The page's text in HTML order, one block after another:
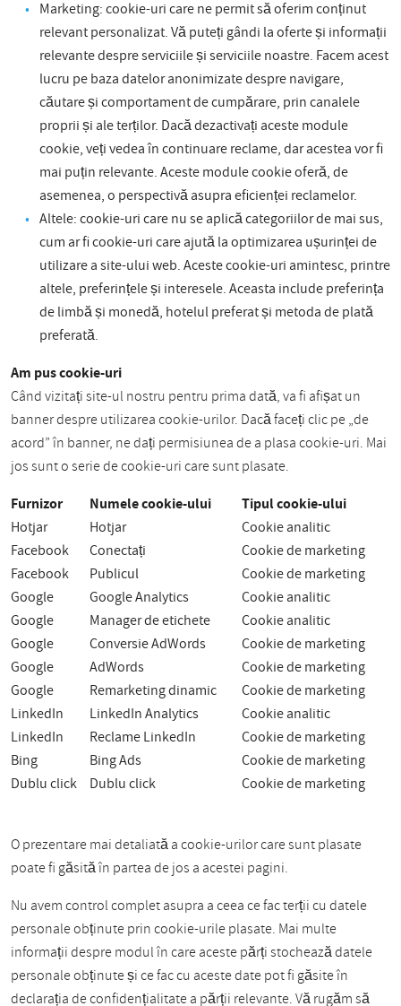
Marketing: cookie-uri care ne permit să oferim conținut
relevant personalizat. Vă puteți gândi la oferte și informații
relevante despre serviciile și serviciile noastre. Facem acest
lucru pe baza datelor anonimizate despre navigare,
căutare și comportament de cumpărare, prin canalele
proprii și ale terților. Dacă dezactivați aceste module
cookie, veți vedea în continuare reclame, dar acestea vor fi
mai puțin relevante. Aceste module cookie oferă, de
asemenea, o perspectivă asupra eficienței reclamelor.
Altele: cookie-uri care nu se aplică categoriilor de mai sus,
cum ar fi cookie-uri care ajută la optimizarea ușurinței de
utilizare a site-ului web. Aceste cookie-uri amintesc, printre
altele, preferințele și interesele. Aceasta include preferința
de limbă și monedă, hotelul preferat și metoda de plată
preferată.
Am pus cookie-uri
Când vizitați site-ul nostru pentru prima dată, va fi afișat un
banner despre utilizarea cookie-urilor. Dacă faceți clic pe „de
acord” în banner, ne dați permisiunea de a plasa cookie-uri. Mai
jos sunt o serie de cookie-uri care sunt plasate.
Furnizor Numele cookie-ului Tipul cookie-ului
Hotjar Hotjar
Cookie analitic
Facebook
Conectați
Cookie de marketing
Facebook
Publicul
Cookie de marketing
Google
Google Analytics
Cookie analitic
Google
Manager de etichete
Cookie analitic
Google
Conversie AdWords
Cookie de marketing
Google
AdWords
Cookie de marketing
Google
Remarketing dinamic
Cookie de marketing
LinkedIn
LinkedIn Analytics
Cookie analitic
LinkedIn
Reclame LinkedIn
Cookie de marketing
Bing
Bing Ads
Cookie de marketing
Dublu click
Dublu click Cookie de marketing
O prezentare mai detaliată a cookie-urilor care sunt plasate
poate fi găsită în partea de jos a acestei pagini.
Nu avem control complet asupra a ceea ce fac terții cu datele
personale obținute prin cookie-urile plasate. Mai multe
informații despre modul în care aceste părți stochează datele
personale obținute și ce fac cu aceste date pot fi găsite în
declarația de confidențialitate a părții relevante. Vă rugăm să